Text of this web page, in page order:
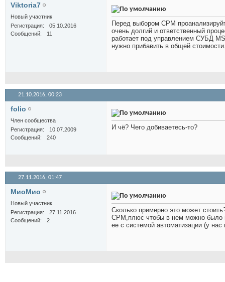
Viktoria7
Новый участник
Регистрация
05.10.2016
Сообщений
11
Перед выбором СРМ
очень долгий и ответственный
работает под управлением СУБД
нужно прибавить в общей
21.10.2016, 00:23
folio
Член сообщества
Регистрация
10.07.2009
Сообщений
240
И чё? Чего добиваетесь-то?
27.11.2016, 01:47
МиоМио
Новый участник
Регистрация
27.11.2016
Сообщений
2
Сколько примерно это может
СРМ,плюс чтобы в нем можно было
ее с системой автоматизации (у